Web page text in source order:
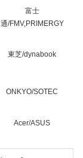
富士
通/FMV,PRIMERGY
東芝/dynabook
ONKYO/SOTEC
Acer/ASUS